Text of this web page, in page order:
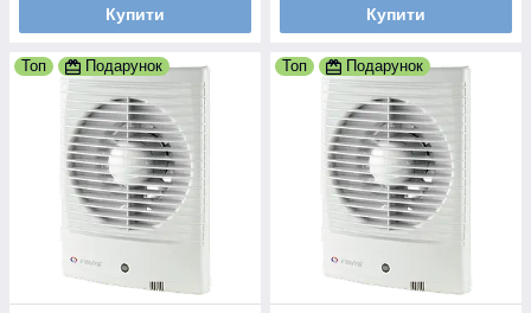
Купити Купити
Топ Подарунок Топ Подарунок